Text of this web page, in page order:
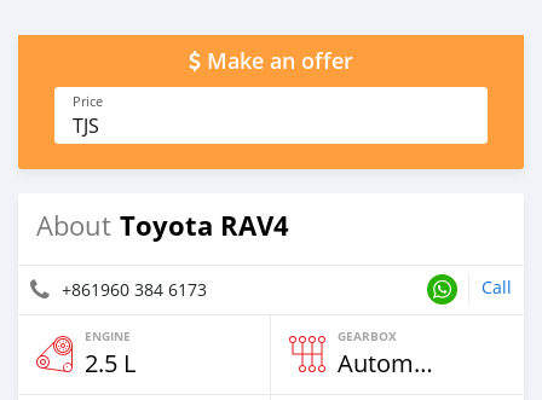
Make an offer
Price
TJS
About Toyota RAV4
+861960 384 6173 Call
ENGINE
2.5 L
GEARBOX
Automatic